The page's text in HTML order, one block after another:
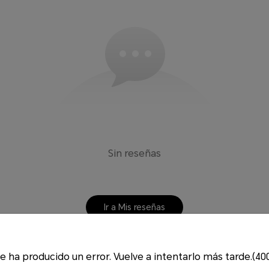
Sin reseñas
Ir a Mis reseñas
ha producido un error. Vuelve a intentarlo más